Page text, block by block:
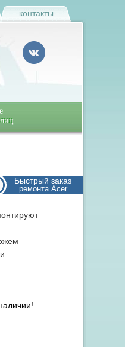
контакты
Быстрый заказ
ремонта Acer